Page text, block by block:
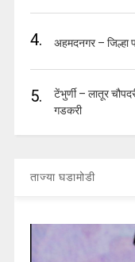
4. अहमदनगर – जिल्हा
5.
टेंभुर्णी – लातूर
गडकरी
ताज्या घडामोडी